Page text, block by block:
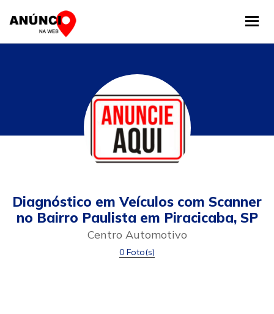
Diagnóstico em Veículos com Scanner
no Bairro Paulista em Piracicaba, SP
Centro Automotivo
0 Foto(s)